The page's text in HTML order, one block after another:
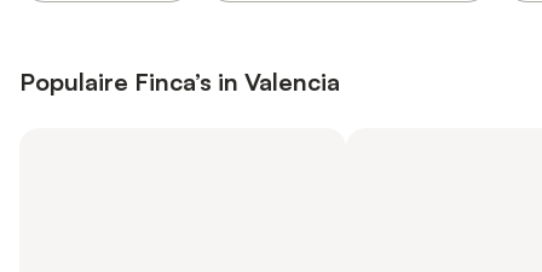
Populaire Finca’s in Valencia